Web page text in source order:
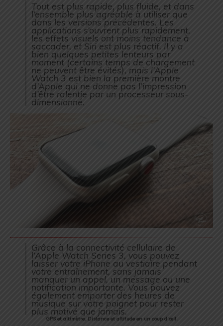
Tout est plus rapide, plus fluide, et dans
l’ensemble plus agréable à utiliser que
dans les versions précédentes. Les
applications s’ouvrent plus rapidement,
les effets visuels ont moins tendance à
saccader, et Siri est plus réactif. Il y a
bien quelques petites lenteurs par
moment (certains temps de chargement
ne peuvent être évités), mais l’Apple
Watch 3 est bien la première montre
d’Apple qui ne donne pas l’impression
d’être ralentie par un processeur sous-
dimensionné.
Grâce à la connectivité cellulaire de
l’Apple Watch Series 3, vous pouvez
laisser votre iPhone au vestiaire pendant
votre entraînement, sans jamais
manquer un appel, un message ou une
notification importante. Vous pouvez
également emporter des heures de
musique sur votre poignet pour rester
plus motivé que jamais.
GPS et altimètre. Distance et altitude en un coup d’œil.